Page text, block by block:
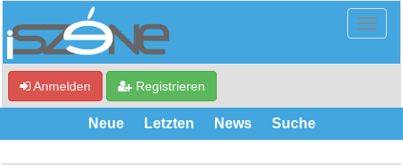
Anmelden Registrieren
Neue Letzten News Suche